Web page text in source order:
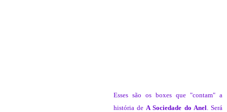
Esses são os boxes que "contam" a
história de A Sociedade do Anel . Será